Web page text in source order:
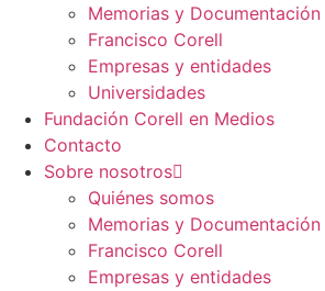
Memorias y Documentación
Francisco Corell
Empresas y entidades
Universidades
Fundación Corell en Medios
Contacto
Sobre nosotros
Quiénes somos
Memorias y Documentación
Francisco Corell
Empresas y entidades